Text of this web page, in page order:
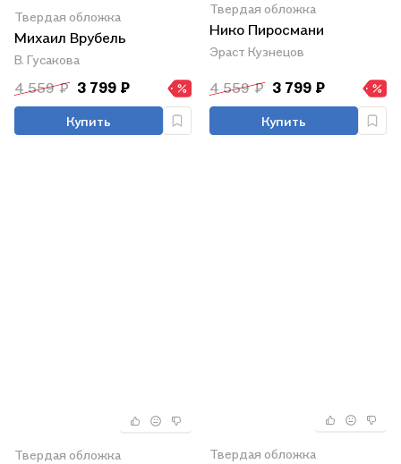
Твердая обложка
Михаил Врубель
В. Гусакова
4 559 ₽ 3 799 ₽
Купить
Твердая обложка
Нико Пиросмани
Эраст Кузнецов
4 559 ₽ 3 799 ₽
Купить
Твердая обложка Твердая обложка